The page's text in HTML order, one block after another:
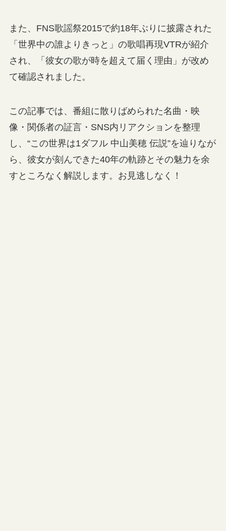
また、FNS歌謡祭2015で約18年ぶりに披露された
「世界中の誰よりきっと」の歌唱再現VTRが紹介
され、「彼女の歌が時を超えて届く理由」が改め
て確認されました。
この記事では、番組に散りばめられた名曲・映
像・関係者の証言・SNS内リアクションを整理
し、“この世界は1ダフル 中山美穂 伝説”を辿りなが
ら、彼女が刻んできた40年の軌跡とその魅力を余
すところなく解説します。お見逃しなく！